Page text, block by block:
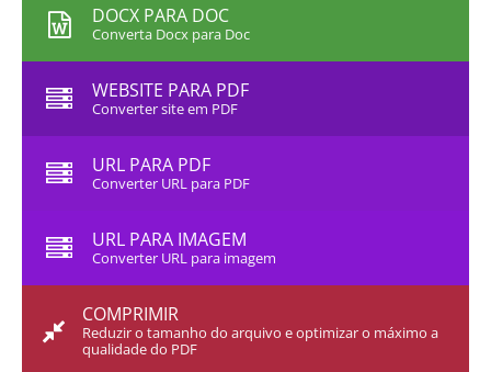
DOCX PARA DOC
Converta Docx para Doc
WEBSITE PARA PDF
Converter site em PDF
URL PARA PDF
Converter URL para PDF
URL PARA IMAGEM
Converter URL para imagem
COMPRIMIR
Reduzir o tamanho do arquivo e optimizar o máximo a
qualidade do PDF